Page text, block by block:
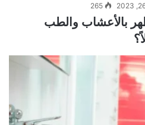
265
بالأعشاب والطب